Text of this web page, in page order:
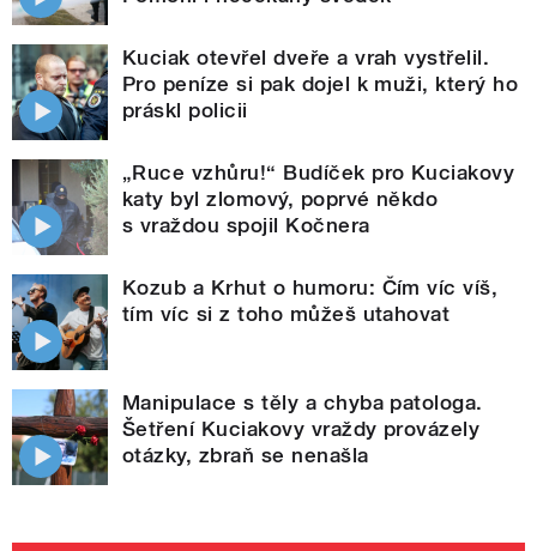
Kuciak otevřel dveře a vrah vystřelil.
Pro peníze si pak dojel k muži, který ho
práskl policii
„Ruce vzhůru!“ Budíček pro Kuciakovy
katy byl zlomový, poprvé někdo
s vraždou spojil Kočnera
Kozub a Krhut o humoru: Čím víc víš,
tím víc si z toho můžeš utahovat
Manipulace s těly a chyba patologa.
Šetření Kuciakovy vraždy provázely
otázky, zbraň se nenašla